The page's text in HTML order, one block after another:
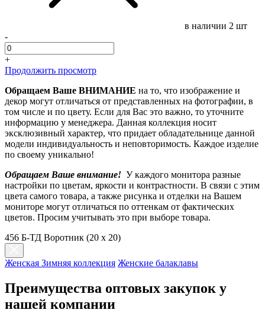
в наличии 2 шт
-
+
Продолжить просмотр
Обращаем Ваше ВНИМАНИЕ на то, что изображение и
декор могут отличаться от представленных на фотографии, в
том числе и по цвету. Если для Вас это важно, то уточните
информацию у менеджера. Данная коллекция носит
эксклюзивный характер, что придает обладательнице данной
модели индивидуальность и неповторимость. Каждое изделие
по своему уникально!
Обращаем Ваше внимание! У каждого монитора разные
настройки по цветам, яркости и контрастности. В связи с этим
цвета самого товара, а также рисунка и отделки на Вашем
мониторе могут отличаться по оттенкам от фактических
цветов. Просим учитывать это при выборе товара.
456 Б-ТД Воротник (20 x 20)
Женская Зимняя коллекция Женские балаклавы
Преимущества оптовых закупок у
нашей компании